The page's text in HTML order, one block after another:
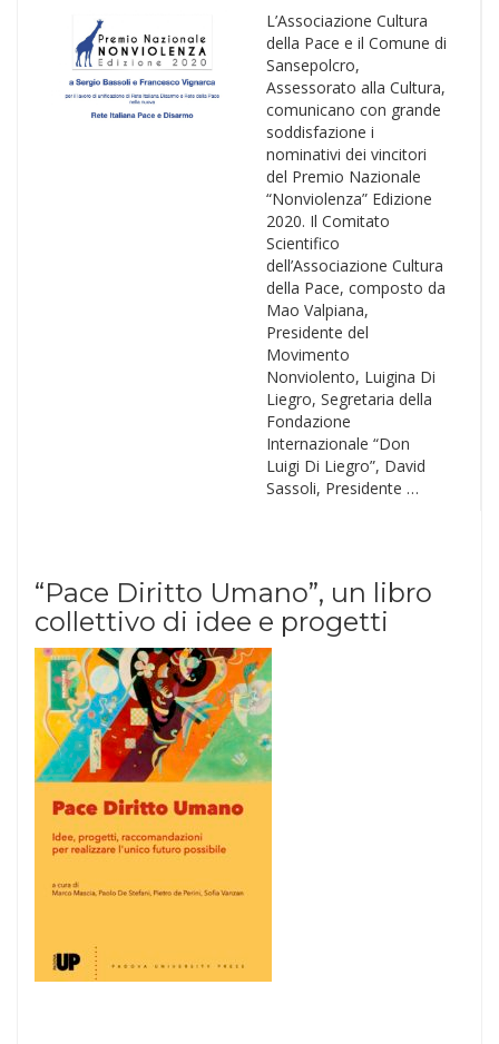
L’Associazione Cultura
della Pace e il Comune di
Sansepolcro,
Assessorato alla Cultura,
comunicano con grande
soddisfazione i
nominativi dei vincitori
del Premio Nazionale
“Nonviolenza” Edizione
2020. Il Comitato
Scientifico
dell’Associazione Cultura
della Pace, composto da
Mao Valpiana,
Presidente del
Movimento
Nonviolento, Luigina Di
Liegro, Segretaria della
Fondazione
Internazionale “Don
Luigi Di Liegro”, David
Sassoli, Presidente …
“Pace Diritto Umano”, un libro
collettivo di idee e progetti